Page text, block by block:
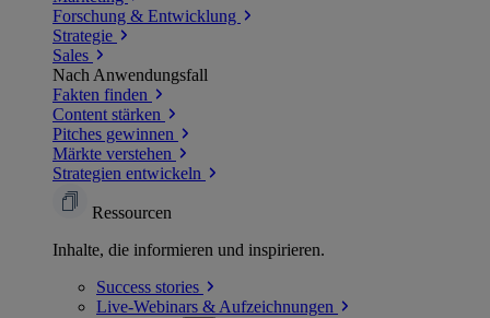
Forschung & Entwicklung
Strategie
Sales
Nach Anwendungsfall
Fakten finden
Content stärken
Pitches gewinnen
Märkte verstehen
Strategien entwickeln
Ressourcen
Inhalte, die informieren und inspirieren.
Success stories
Live-Webinars & Aufzeichnungen